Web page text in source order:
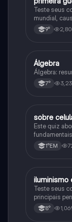
Teste seus
mundial,
primeira
9°
Matematica
Álgebra
Álgebra:
7°
Biologia
sobre
Este quiz
procariontes.
1°EM
História
iluminismo
Teste seus
principais
impacto
8°